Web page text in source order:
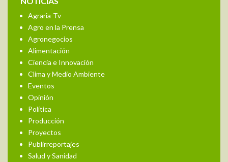
Agraria-Tv
Agro en la Prensa
Agronegocios
Alimentación
Ciencia e Innovación
Clima y Medio Ambiente
Eventos
Opinión
Política
Producción
Proyectos
Publirreportajes
Salud y Sanidad